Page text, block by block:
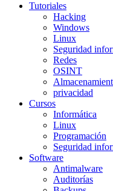
Tutoriales
Hacking
Windows
Linux
Seguridad
Redes
OSINT
privacidad
Cursos
Informática
Linux
Programación
Seguridad
Software
Antimalware
Auditorías